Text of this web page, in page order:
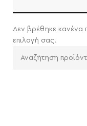
Δεν βρέθηκε κανένα
επιλογή σας.